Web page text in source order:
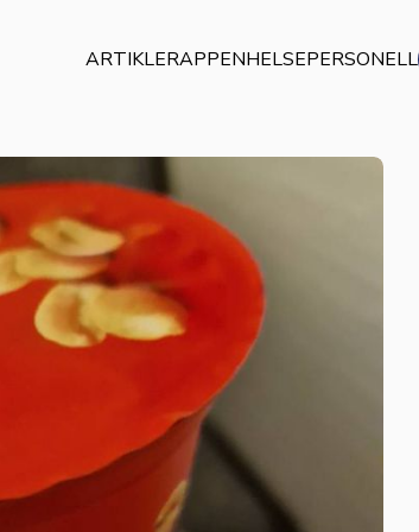
ARTIKLERAPPENHELSEPERSONELL